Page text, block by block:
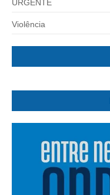
URGENTE
Violência